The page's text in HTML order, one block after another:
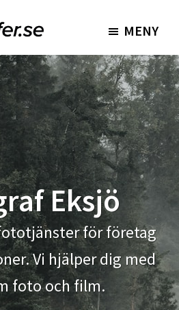
MENY
Eksjö
för företag
Vi hjälper dig med
foto och film.